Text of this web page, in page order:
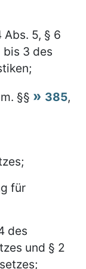
Abs. 5, § 6
bis 3 des
§§
385,
für
des
und § 2